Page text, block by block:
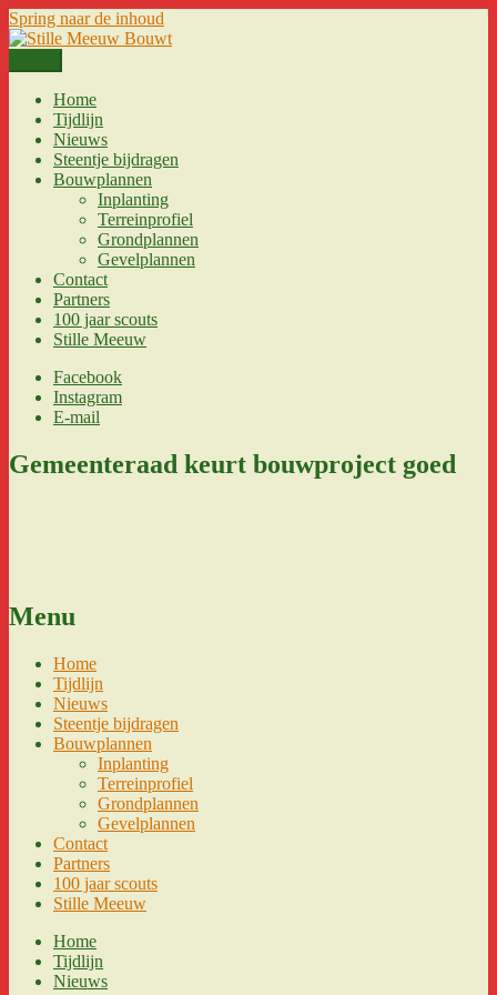
Spring naar de inhoud
Stille Meeuw Bouwt
een bouwproject van Stille Meeuw voor Jobertus!
Home
Tijdlijn
Nieuws
Steentje bijdragen
Bouwplannen
Inplanting
Terreinprofiel
Grondplannen
Gevelplannen
Contact
Partners
100 jaar scouts
Stille Meeuw
Facebook
Instagram
E-mail
Gemeenteraad keurt bouwproject goed
Menu
Home
Tijdlijn
Nieuws
Steentje bijdragen
Bouwplannen
Inplanting
Terreinprofiel
Grondplannen
Gevelplannen
Contact
Partners
100 jaar scouts
Stille Meeuw
Home
Tijdlijn
Nieuws